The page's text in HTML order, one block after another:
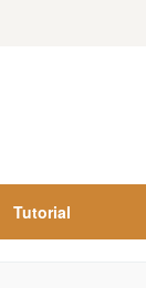
Tutorial